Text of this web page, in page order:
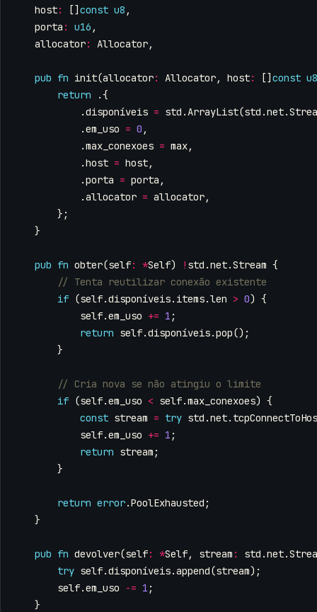
host: [] const u8 ,
porta : u16 ,
allocator: Allocator,
pub fn init(allocator: Allocator, host: [] const u8
return
.{
.disponíveis = std .ArrayList(std .net.
.em_uso = 0 ,
.max_conexoes = max,
.host = host,
.porta = porta ,
.allocator = allocator,
};
}
pub fn obter(self: *Self) ! std .net.Stream {
if (self.disponíveis. items.len > 0) {
self.em_uso += 1 ;
return self.disponíveis.pop();
}
if (self.em_uso < self.max_conexoes) {
const stream = try std .net.
self.em_uso += 1 ;
return stream ;
}
return error.PoolExhausted ;
}
pub fn devolver(self: *Self, stream : std .net.
try self.disponíveis.append(stream);
self.em_uso -= 1 ;
}